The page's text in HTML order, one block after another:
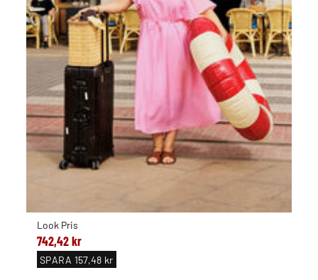
Look Pris
742,42 kr
SPARA 157,48 kr